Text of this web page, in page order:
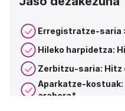
Erregistratze-saria
Hileko harpidetza:
Zerbitzu-saria: Hitz
Aparkatze-
arabera*